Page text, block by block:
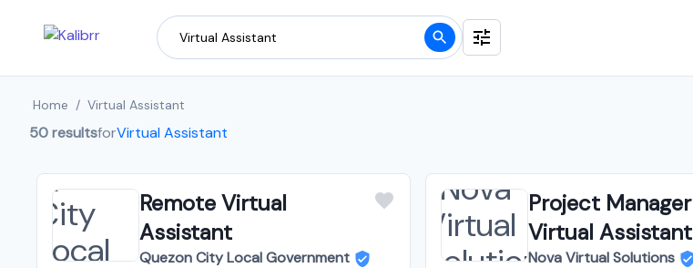
Home / Virtual Assistant
50 resultsforVirtual Assistant
Remote Virtual
Assistant
Quezon City Local Government
Project Manager
Virtual Assistant
Nova Virtual Solutions